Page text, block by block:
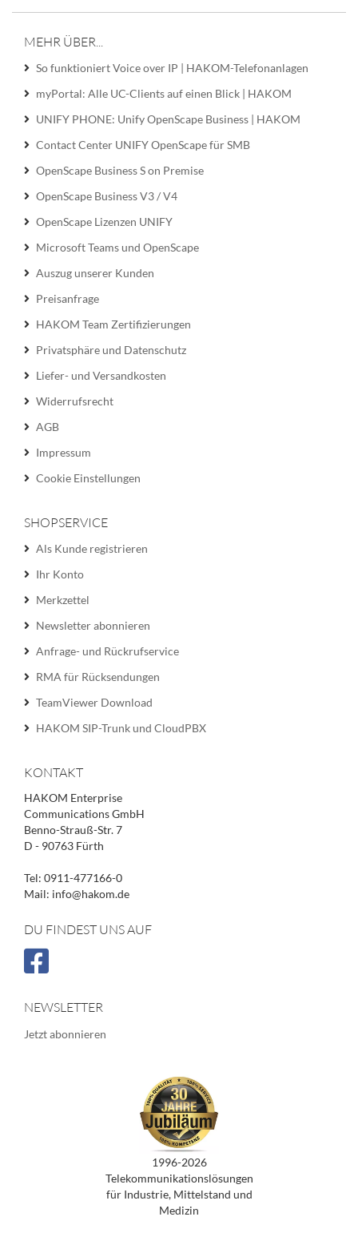
MEHR ÜBER...
So funktioniert Voice over IP | HAKOM-Telefonanlagen
myPortal: Alle UC-Clients auf einen Blick | HAKOM
UNIFY PHONE: Unify OpenScape Business | HAKOM
Contact Center UNIFY OpenScape für SMB
OpenScape Business S on Premise
OpenScape Business V3 / V4
OpenScape Lizenzen UNIFY
Microsoft Teams und OpenScape
Auszug unserer Kunden
Preisanfrage
HAKOM Team Zertifizierungen
Privatsphäre und Datenschutz
Liefer- und Versandkosten
Widerrufsrecht
AGB
Impressum
Cookie Einstellungen
SHOPSERVICE
Als Kunde registrieren
Ihr Konto
Merkzettel
Newsletter abonnieren
Anfrage- und Rückrufservice
RMA für Rücksendungen
TeamViewer Download
HAKOM SIP-Trunk und CloudPBX
KONTAKT
HAKOM Enterprise
Communications GmbH
Benno-Strauß-Str. 7
D - 90763 Fürth
Tel: 0911-477166-0
Mail: info@hakom.de
DU FINDEST UNS AUF
NEWSLETTER
Jetzt abonnieren
1996-2026
Telekommunikationslösungen
für Industrie, Mittelstand und
Medizin